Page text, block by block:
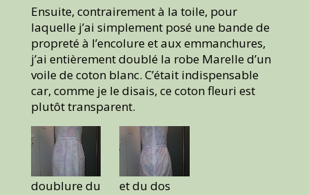
Ensuite, contrairement à la toile, pour
laquelle j’ai simplement posé une bande de
propreté à l’encolure et aux emmanchures,
j’ai entièrement doublé la robe Marelle d’un
voile de coton blanc. C’était indispensable
car, comme je le disais, ce coton fleuri est
plutôt transparent.
doublure du
et du dos